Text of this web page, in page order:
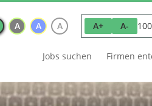
A A A A+ A-
Jobs suchen Firmen